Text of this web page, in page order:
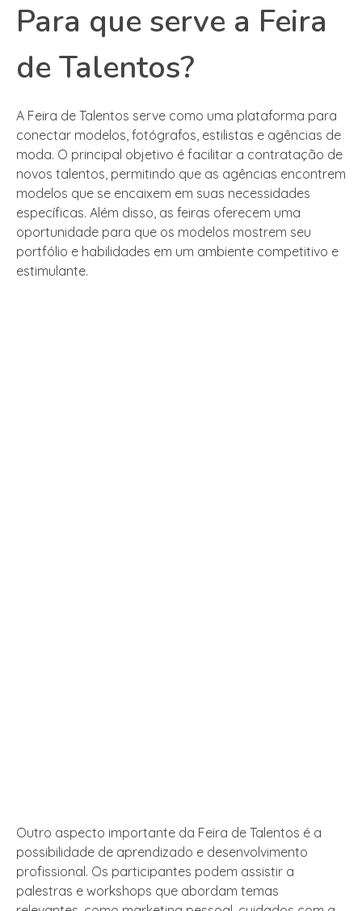
Para que serve a Feira
de Talentos?
A Feira de Talentos serve como uma plataforma para
conectar modelos, fotógrafos, estilistas e agências de
moda. O principal objetivo é facilitar a contratação de
novos talentos, permitindo que as agências encontrem
modelos que se encaixem em suas necessidades
específicas. Além disso, as feiras oferecem uma
oportunidade para que os modelos mostrem seu
portfólio e habilidades em um ambiente competitivo e
estimulante.
Outro aspecto importante da Feira de Talentos é a
possibilidade de aprendizado e desenvolvimento
profissional. Os participantes podem assistir a
palestras e workshops que abordam temas